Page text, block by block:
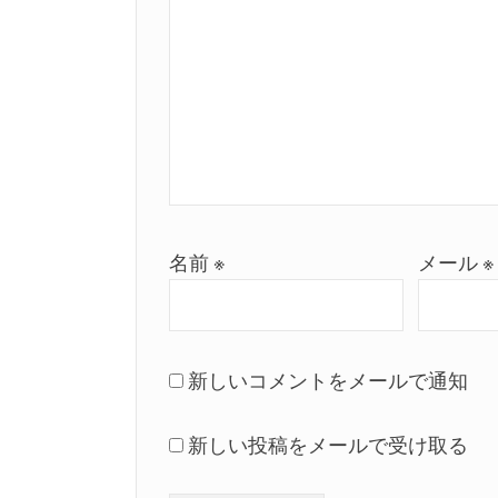
名前 ※ メール ※
新しいコメントをメールで通知
新しい投稿をメールで受け取る